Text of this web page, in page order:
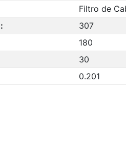
Filtro de
307
180
30
0.201